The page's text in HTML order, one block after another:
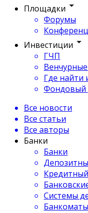
Площадки
Форумы
Инвестиции
ГЧП
Где найти
Фондовый
Все новости
Все статьи
Все авторы
Банки
Банки
Системы